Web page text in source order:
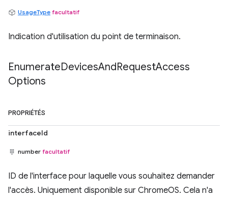
UsageType facultatif
Indication d'utilisation du point de terminaison.
EnumerateDevicesAndRequestAccess
Options
PROPRIÉTÉS
interfaceId
number facultatif
ID de l'interface pour laquelle vous souhaitez demander
l'accès. Uniquement disponible sur ChromeOS. Cela n'a